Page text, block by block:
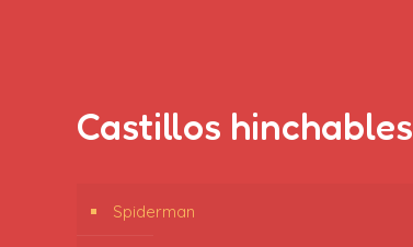
Castillos hinchables
Spiderman